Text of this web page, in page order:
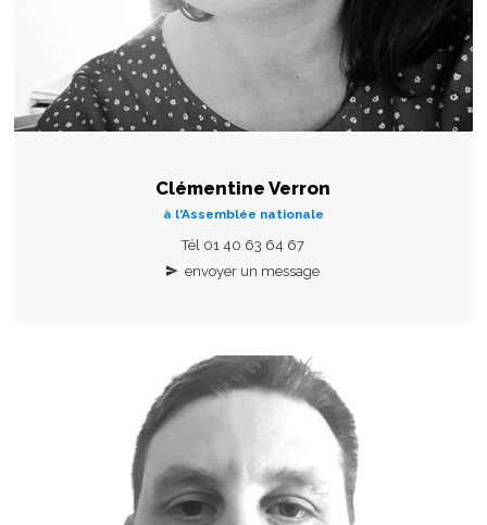
Clémentine Verron
à l'Assemblée nationale
Tél 01 40 63 64 67
envoyer un message